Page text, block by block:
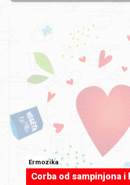
Ermozika
Corba od sampinjona i